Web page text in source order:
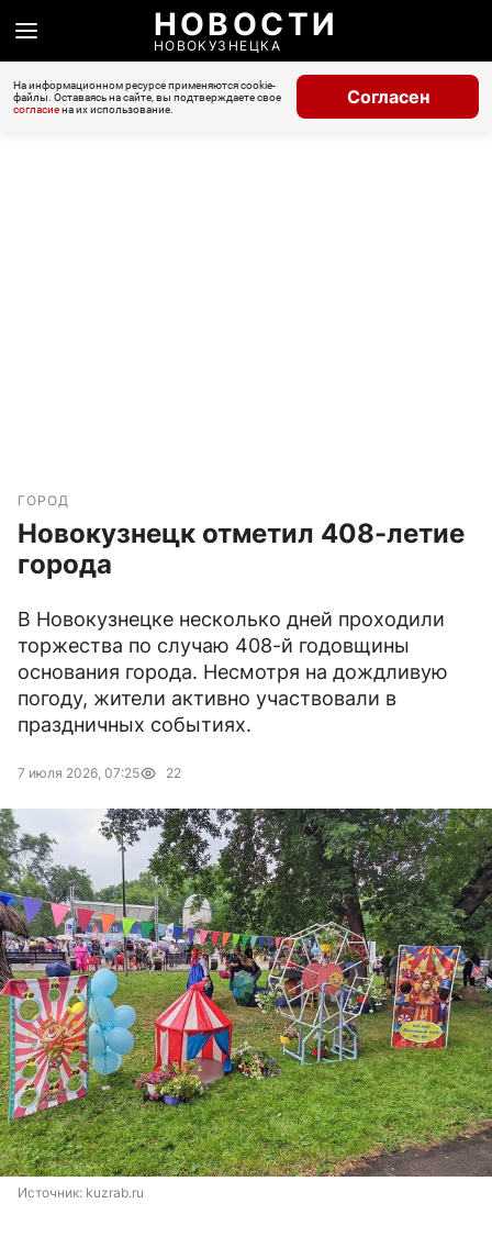
НОВОСТИ
НОВОКУЗНЕЦКА
На информационном ресурсе применяются cookie-
файлы. Оставаясь на сайте, вы подтверждаете свое
согласиена их использование.
Согласен
ГОРОД
Новокузнецк отметил 408-летие
города
В Новокузнецке несколько дней проходили
торжества по случаю 408-й годовщины
основания города. Несмотря на дождливую
погоду, жители активно участвовали в
праздничных событиях.
7 июля 2026, 07:25 22
Источник: kuzrab.ru